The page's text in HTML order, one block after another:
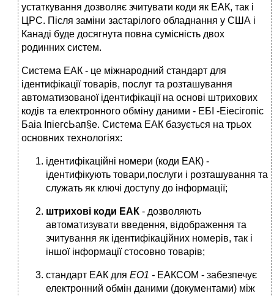
устаткування дозволяє зчитувати коди як ЕАК, так і
ЦРС. Після заміни застарілого обладнання у США і
Канаді буде досягнута повна сумісність двох
родинних систем.
Система ЕАК - це міжнародний стандарт для
ідентифікації товарів, послуг та розташування
автоматизованої ідентифікації на основі штрихових
кодів та електронного обміну даними - ЕБІ -Еіесігопіс
Баіа ІпіегсЬап§е. Система ЕАК базується на трьох
основних технологіях:
ідентифікаційні номери (коди ЕАК) -
ідентифікують товари,послуги і розташування та
служать як ключі доступу до інформації;
штрихові коди ЕАК - дозволяють
автоматизувати введення, відображення та
зчитування як ідентифікаційних номерів, так і
іншої інформації стосовно товарів;
стандарт ЕАК для ЕО1 - ЕАКСОМ - забезпечує
електронний обмін даними (документами) між